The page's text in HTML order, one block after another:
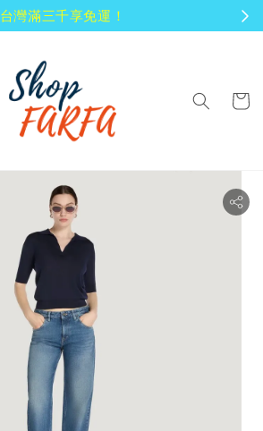
有商品到貨七天鑑賞期！